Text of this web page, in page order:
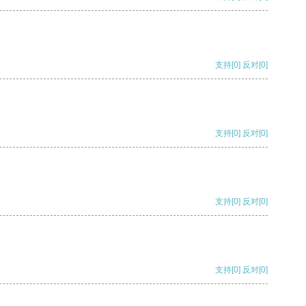
支持[0] 反对[0]
支持[0] 反对[0]
支持[0] 反对[0]
支持[0] 反对[0]